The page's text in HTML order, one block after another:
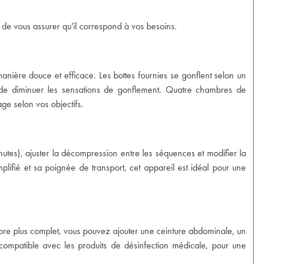
vous assurer qu'il correspond à vos besoins.
douce et efficace. Les bottes fournies se gonflent selon un
diminuer les sensations de gonflement. Quatre chambres de
selon vos objectifs.
ajuster la décompression entre les séquences et modifier la
et sa poignée de transport, cet appareil est idéal pour une
plus complet, vous pouvez ajouter une ceinture abdominale, un
avec les produits de désinfection médicale, pour une